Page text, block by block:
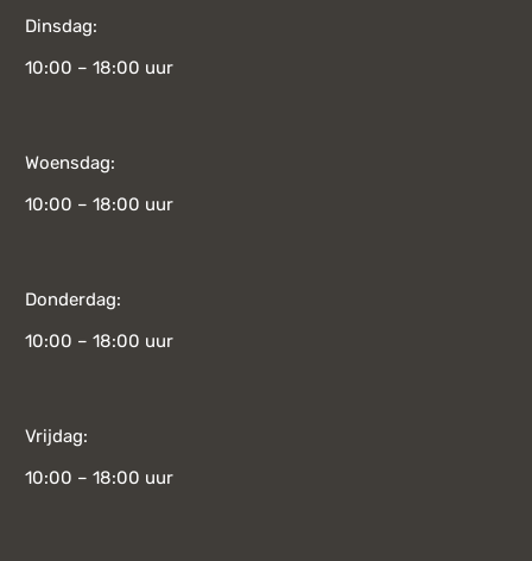
Dinsdag:
10:00 – 18:00 uur
Woensdag:
10:00 – 18:00 uur
Donderdag:
10:00 – 18:00 uur
Vrijdag:
10:00 – 18:00 uur